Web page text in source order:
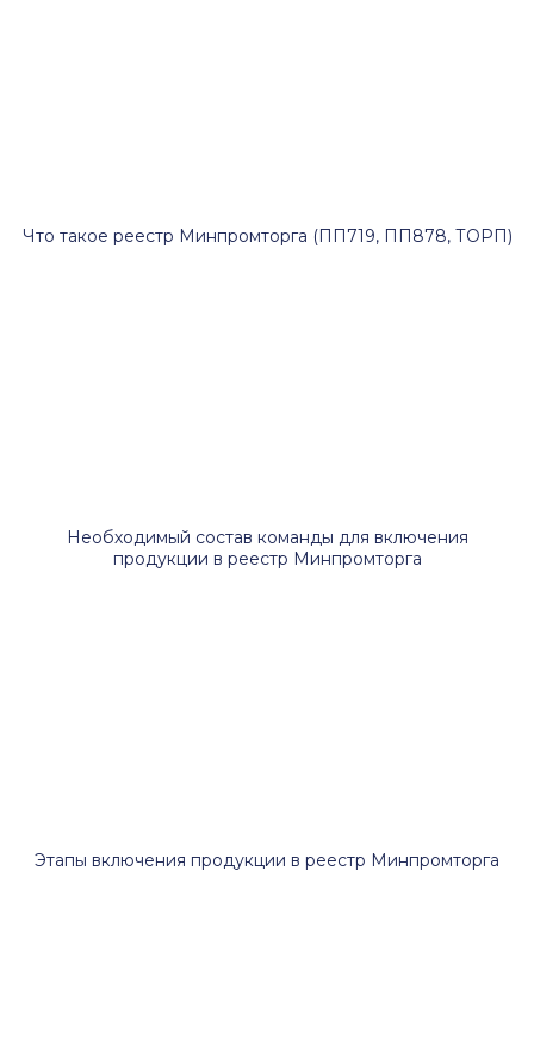
Что такое реестр Минпромторга (ПП719, ПП878, ТОРП)
Необходимый состав команды для включения
продукции в реестр Минпромторга
Этапы включения продукции в реестр Минпромторга